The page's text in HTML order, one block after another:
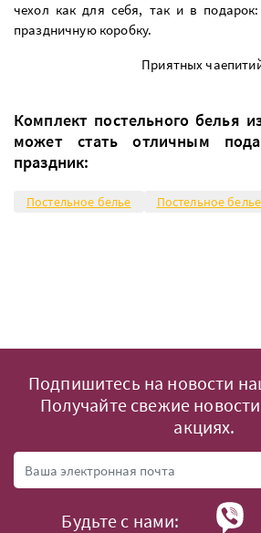
чехол как для себя, так и в
праздничную коробку.
Приятных
Комплект постельного белья
может стать отличным
праздник:
Постельное белье Постельное
Подпишитесь на новости
Получайте свежие
акциях.
Будьте с нами: